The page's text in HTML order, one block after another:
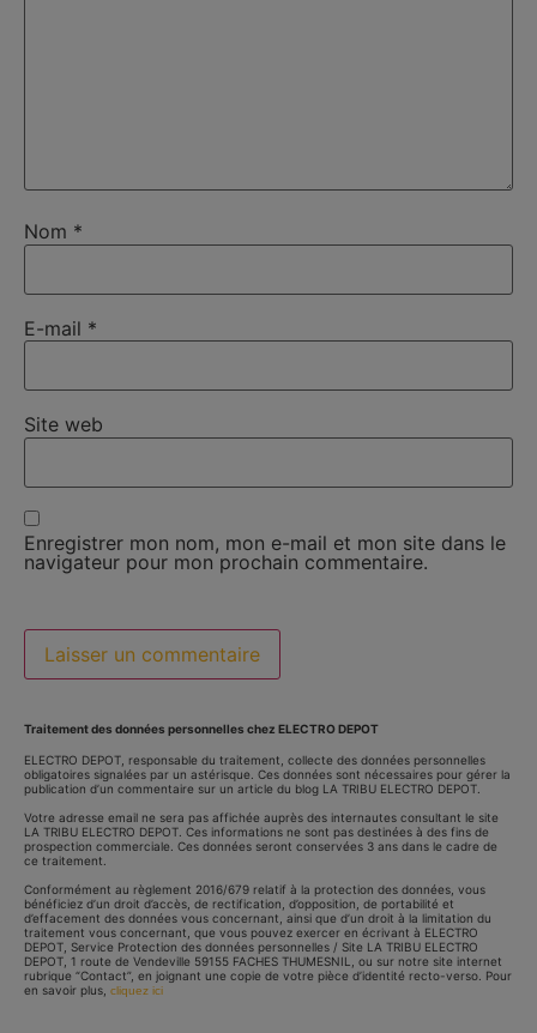
Nom *
E-mail *
Site web
Enregistrer mon nom, mon e-mail et mon site dans le
navigateur pour mon prochain commentaire.
Traitement des données personnelles chez ELECTRO DEPOT
ELECTRO DEPOT, responsable du traitement, collecte des données personnelles
obligatoires signalées par un astérisque. Ces données sont nécessaires pour gérer la
publication d’un commentaire sur un article du blog LA TRIBU ELECTRO DEPOT.
Votre adresse email ne sera pas affichée auprès des internautes consultant le site
LA TRIBU ELECTRO DEPOT. Ces informations ne sont pas destinées à des fins de
prospection commerciale. Ces données seront conservées 3 ans dans le cadre de
ce traitement.
Conformément au règlement 2016/679 relatif à la protection des données, vous
bénéficiez d’un droit d’accès, de rectification, d’opposition, de portabilité et
d’effacement des données vous concernant, ainsi que d’un droit à la limitation du
traitement vous concernant, que vous pouvez exercer en écrivant à ELECTRO
DEPOT, Service Protection des données personnelles / Site LA TRIBU ELECTRO
DEPOT, 1 route de Vendeville 59155 FACHES THUMESNIL, ou sur notre site internet
rubrique “Contact”, en joignant une copie de votre pièce d’identité recto-verso. Pour
en savoir plus, cliquez ici